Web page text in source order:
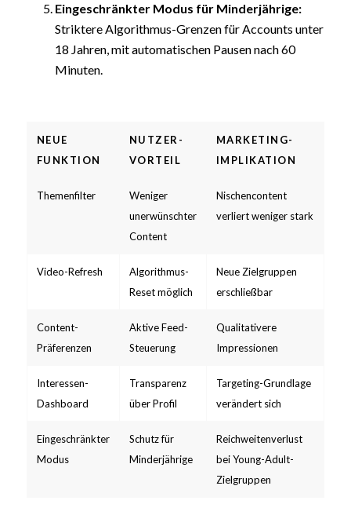
Eingeschränkter Modus für Minderjährige:
Striktere Algorithmus-Grenzen für Accounts unter
18 Jahren, mit automatischen Pausen nach 60
Minuten.
NEUE
FUNKTION
NUTZER-
VORTEIL
MARKETING-
IMPLIKATION
Themenfilter
Weniger
unerwünschter
Content
Nischencontent
verliert weniger stark
Video-Refresh
Algorithmus-
Reset möglich
Neue Zielgruppen
erschließbar
Content-
Präferenzen
Aktive Feed-
Steuerung
Qualitativere
Impressionen
Interessen-
Dashboard
Transparenz
über Profil
Targeting-Grundlage
verändert sich
Eingeschränkter
Modus
Schutz für
Minderjährige
Reichweitenverlust
bei Young-Adult-
Zielgruppen